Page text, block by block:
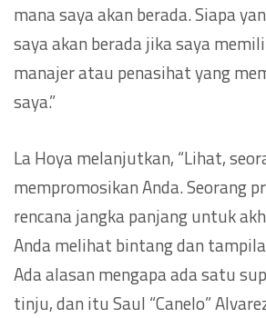
mana saya akan berada. Siapa
saya akan berada jika saya
manajer atau penasihat yang
saya.”
La Hoya melanjutkan, “Lihat,
mempromosikan Anda. Seorang
rencana jangka panjang untuk
Anda melihat bintang dan
Ada alasan mengapa ada satu
tinju, dan itu Saul “Canelo”